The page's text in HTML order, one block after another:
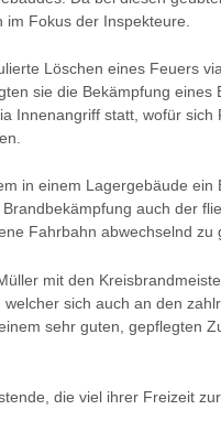
Fokus der Inspekteure.
Löschen eines Feuers
sie die Bekämpfung
Innenangriff statt, wofür
in einem Lagergebäude
auch der
Fahrbahn abwechselnd zu
mit den
sich auch an den
sehr guten, gepflegten
die viel ihrer Freizeit